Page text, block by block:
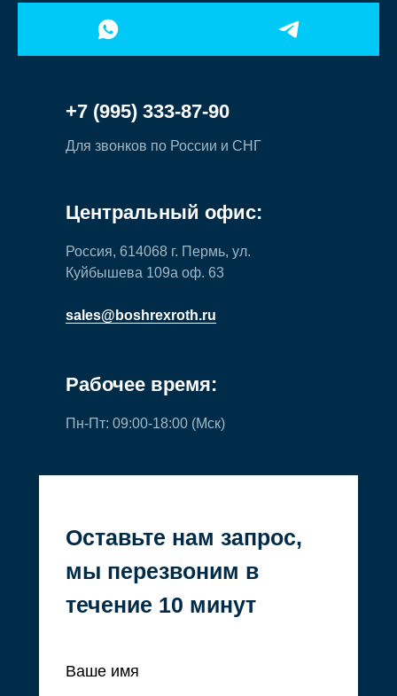
Оставьте нам запрос,
мы перезвоним в
течение 10 минут
Для звонков по России и СНГ
Ваше имя
+7 (995) 333-87-90
Россия, 614068 г. Пермь, ул.
Куйбышева 109а оф. 63
sales@boshrexroth.ru
Центральный офис:
Пн-Пт: 09:00-18:00 (Мск)
Рабочее время:
© 2008–2024. ООО «ПФК